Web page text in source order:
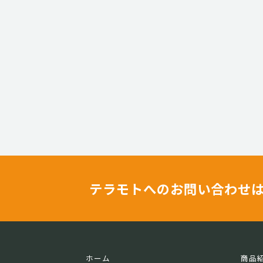
テラモトへのお問い合わせ
ホーム 商品